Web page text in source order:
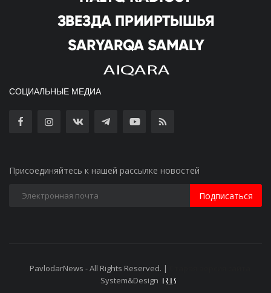
СОЦИАЛЬНЫЕ МЕДИА
Присоединяйтесь к нашей рассылке новостей
Подписаться
PavlodarNews - All Rights Reserved. |
System&Design